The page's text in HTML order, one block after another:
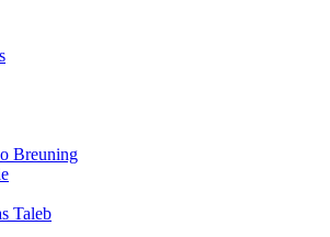
Breuning
Taleb